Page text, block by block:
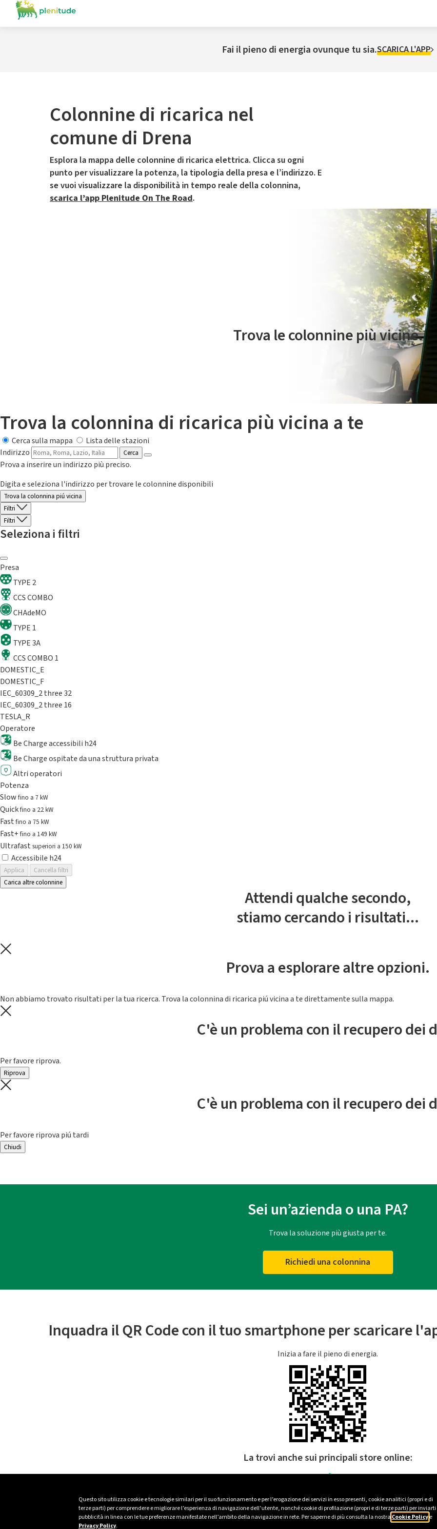
Questo sito utilizza cookie e tecnologie similari per il suo funzionamento e per l’erogazione dei servizi in esso presenti, cookie analitici (propri e di
terze parti) per comprendere e migliorare l’esperienza di navigazione dell’utente, nonché cookie di profilazione (propri e di terze parti) per inviarti
pubblicità in linea con le tue preferenze manifestate nell’ambito della navigazione in rete. Per saperne di più consulta la nostra Cookie Policye
Privacy Policy.
Fai il pieno di energia ovunque tu sia.SCARICA L'APP
Colonnine di ricarica nel
comune di Drena
Esplora la mappa delle colonnine di ricarica elettrica. Clicca su ogni
punto per visualizzare la potenza, la tipologia della presa e l’indirizzo. E
se vuoi visualizzare la disponibilità in tempo reale della colonnina,
scarica l’app Plenitude On The Road.
Il servizio di mobilità elettrica è gestito da Plenitude On The Road
Trova le colonnine più vicine.
Trova la colonnina di ricarica più vicina a te
Cerca sulla mappa
Lista delle stazioni
Indirizzo
Cerca
Prova a inserire un indirizzo più preciso.
Digita e seleziona l'indirizzo per trovare le colonnine disponibili
Trova la colonnina piú vicina
Filtri
Filtri
Seleziona i filtri
Presa
TYPE 2
CCS COMBO
CHAdeMO
TYPE 1
TYPE 3A
CCS COMBO 1
DOMESTIC_E
DOMESTIC_F
IEC_60309_2 three 32
IEC_60309_2 three 16
TESLA_R
Operatore
Be Charge accessibili h24
Be Charge ospitate da una struttura privata
Altri operatori
Potenza
Slowfino a 7 kW
Quickfino a 22 kW
Fastfino a 75 kW
Fast+fino a 149 kW
Ultrafast superiori a 150 kW
Accessibile h24
Applica
Cancella filtri
Carica altre colonnine
Attendi qualche secondo,
stiamo cercando i risultati...
Prova a esplorare altre opzioni.
Non abbiamo trovato risultati per la tua ricerca. Trova la colonnina di ricarica piú vicina a te direttamente sulla mappa.
C'è un problema con il recupero dei
Per favore riprova.
Riprova
C'è un problema con il recupero dei
Per favore riprova piú tardi
Chiudi
Sei un’azienda o una PA?
Trova la soluzione più giusta per te.
Richiedi una colonnina
Inquadra il QR Code con il tuo smartphone per scaricare
Inizia a fare il pieno di energia.
La trovi anche sui principali store online: